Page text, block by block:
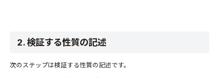
2. 検証する性質の記述
次のステップは検証する性質の記述です。